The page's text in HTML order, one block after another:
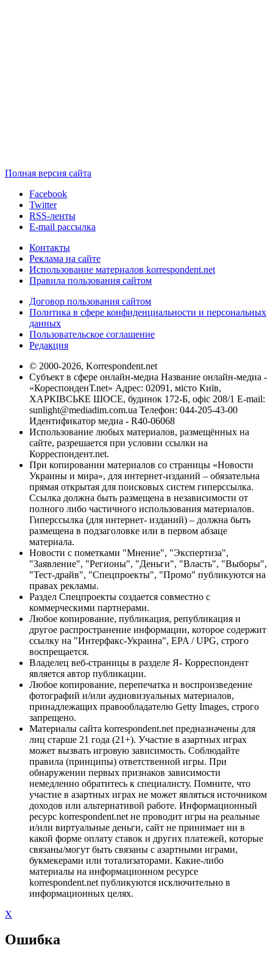
Полная версия сайта
Facebook
Twitter
RSS-ленты
E-mail рассылка
Контакты
Реклама на сайте
Использование материалов korrespondent.net
Правила пользования сайтом
Договор пользования сайтом
Политика в сфере конфиденциальности и персональных
данных
Пользовательское соглашение
Редакция
© 2000-2026, Korrespondent.net
Субъект в сфере онлайн-медиа Название онлайн-медиа -
«КореспонденТ.net» Адрес: 02091, місто Київ,
ХАРКІВСЬКЕ ШОСЕ, будинок 172-Б, офіс 208/1 E-mail:
sunlight@mediadim.com.ua Телефон: 044-205-43-00
Идентификатор медиа - R40-06068
Использование любых материалов, размещённых на
сайте, разрешается при условии ссылки на
Корреспондент.net.
При копировании материалов со страницы «Новости
Украины и мира», для интернет-изданий – обязательна
прямая открытая для поисковых систем гиперссылка.
Ссылка должна быть размещена в независимости от
полного либо частичного использования материалов.
Гиперссылка (для интернет- изданий) – должна быть
размещена в подзаголовке или в первом абзаце
материала.
Новости с пометками "Мнение", "Экспертиза",
"Заявление", "Регионы", "Деньги", "Власть", "Выборы",
"Тест-драйв", "Спецпроекты", "Промо" публикуются на
правах рекламы.
Раздел Спецпроекты создается совместно с
коммерческими партнерами.
Любое копирование, публикация, републикация и
другое распространение информации, которое содержит
ссылку на "Интерфакс-Украина", EPA / UPG, строго
воспрещается.
Владелец веб-страницы в разделе Я- Корреспондент
является автор публикации.
Любое копирование, перепечатка и воспроизведение
фотографий и/или аудиовизуальных материалов,
принадлежащих правообладателю Getty Images, строго
запрещено.
Материалы сайта korrespondent.net предназначены для
лиц старше 21 года (21+). Участие в азартных играх
может вызвать игровую зависимость. Соблюдайте
правила (принципы) ответственной игры. При
обнаружении первых признаков зависимости
немедленно обратитесь к специалисту. Помните, что
участие в азартных играх не может являться источником
доходов или альтернативой работе. Информационный
ресурс korrespondent.net не проводит игры на реальные
и/или виртуальные деньги, сайт не принимает ни в
какой форме оплату ставок и других платежей, которые
связаны/могут быть связаны с азартными играми,
букмекерами или тотализаторами. Какие-либо
материалы на информационном ресурсе
korrespondent.net публикуются исключительно в
информационных целях.
X
Ошибка